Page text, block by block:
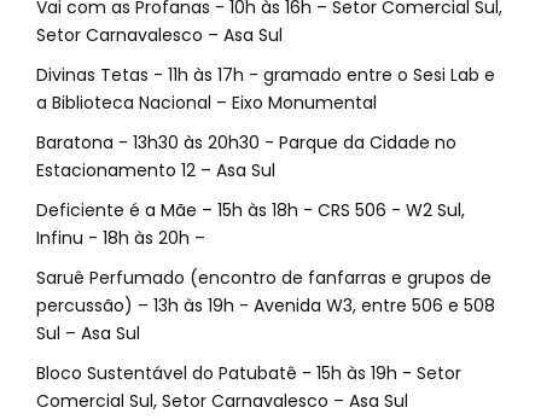
Vai com as Profanas - 10h às 16h – Setor Comercial Sul,
Setor Carnavalesco – Asa Sul
Divinas Tetas - 11h às 17h - gramado entre o Sesi Lab e
a Biblioteca Nacional – Eixo Monumental
Baratona - 13h30 às 20h30 - Parque da Cidade no
Estacionamento 12 – Asa Sul
Deficiente é a Mãe – 15h às 18h - CRS 506 - W2 Sul,
Infinu - 18h às 20h –
Saruê Perfumado (encontro de fanfarras e grupos de
percussão) – 13h às 19h - Avenida W3, entre 506 e 508
Sul – Asa Sul
Bloco Sustentável do Patubatê - 15h às 19h - Setor
Comercial Sul, Setor Carnavalesco – Asa Sul